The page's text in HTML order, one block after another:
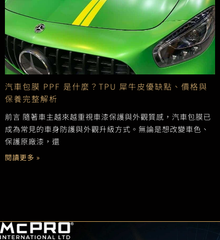
汽車包膜 PPF 是什麼？TPU 犀牛皮優缺點、價格與
保養完整解析
前言 隨著車主越來越重視車漆保護與外觀質感，汽車包膜已
成為常見的車身防護與外觀升級方式。無論是想改變車色、
保護原廠漆，還
閱讀更多 »